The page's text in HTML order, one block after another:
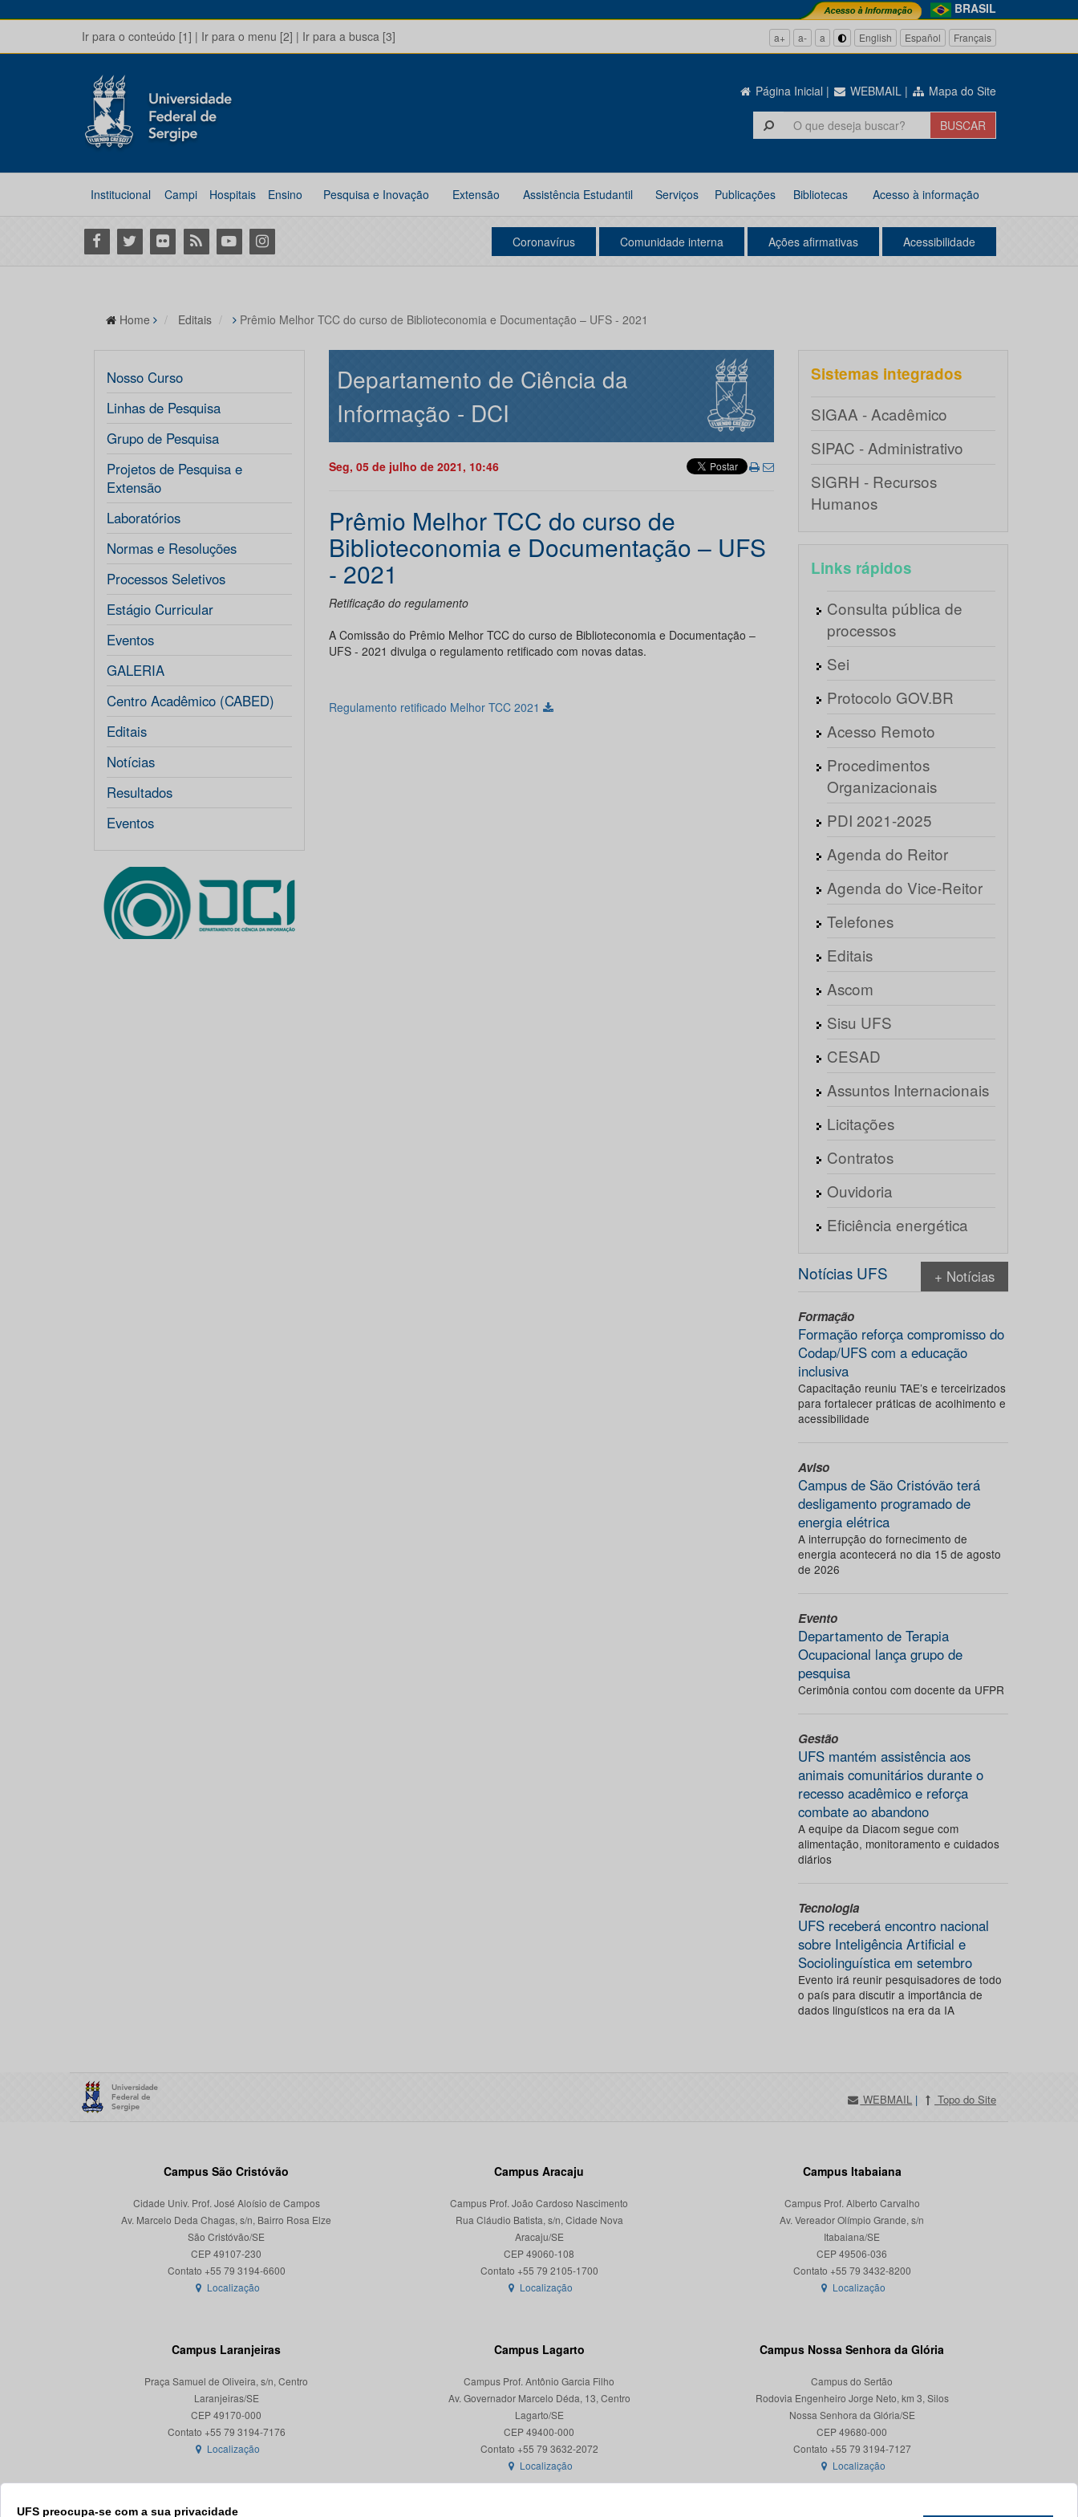
BRASIL
Ir para o conteúdo [1] | Ir para o menu [2] | Ir para a busca [3] a+ a- a English Español Français
Página Inicial | WEBMAIL | Mapa do Site
Institucional Campi Hospitais Ensino Pesquisa e Inovação Extensão Assistência Estudantil Serviços Publicações Bibliotecas Acesso à informação
Facebook
Twitter Flickr RSS YoutubeInstagram Coronavírus Comunidade interna Ações afirmativas Acessibilidade
UFS preocupa-se com a sua privacidade
Home Editais Prêmio Melhor TCC do curso de Biblioteconomia e Documentação – UFS - 2021
Nosso Curso
Linhas de Pesquisa
Grupo de Pesquisa
Projetos de Pesquisa e
Extensão
Laboratórios
Normas e Resoluções
Processos Seletivos
Estágio Curricular
Eventos
GALERIA
Centro Acadêmico (CABED)
Editais
Notícias
Resultados
Eventos
Departamento de Ciência da
Informação - DCI
Seg, 05 de julho de 2021, 10:46
Prêmio Melhor TCC do curso de
Biblioteconomia e Documentação – UFS
- 2021
Retificação do regulamento
A Comissão do Prêmio Melhor TCC do curso de Biblioteconomia e Documentação –
UFS - 2021 divulga o regulamento retificado com novas datas.
Regulamento retificado Melhor TCC 2021
Sistemas integrados
SIGAA - Acadêmico
SIPAC - Administrativo
SIGRH - Recursos
Humanos
Links rápidos
Consulta pública de
processos
Sei
Protocolo GOV.BR
Acesso Remoto
Procedimentos
Organizacionais
PDI 2021-2025
Agenda do Reitor
Agenda do Vice-Reitor
Telefones
Editais
Ascom
Sisu UFS
CESAD
Assuntos Internacionais
Licitações
Contratos
Ouvidoria
Eficiência energética
Notícias UFS + Notícias
Formação
Formação reforça compromisso do
Codap/UFS com a educação
inclusiva
Capacitação reuniu TAE’s e terceirizados
para fortalecer práticas de acolhimento e
acessibilidade
Aviso
Campus de São Cristóvão terá
desligamento programado de
energia elétrica
A interrupção do fornecimento de
energia acontecerá no dia 15 de agosto
de 2026
Evento
Departamento de Terapia
Ocupacional lança grupo de
pesquisa
Cerimônia contou com docente da UFPR
Gestão
UFS mantém assistência aos
animais comunitários durante o
recesso acadêmico e reforça
combate ao abandono
A equipe da Diacom segue com
alimentação, monitoramento e cuidados
diários
Tecnologia
UFS receberá encontro nacional
sobre Inteligência Artificial e
Sociolinguística em setembro
Evento irá reunir pesquisadores de todo
o país para discutir a importância de
dados linguísticos na era da IA
WEBMAIL | Topo do Site
Campus São Cristóvão
Cidade Univ. Prof. José Aloísio de Campos
Av. Marcelo Deda Chagas, s/n, Bairro Rosa Elze
São Cristóvão/SE
CEP 49107-230
Localização
Campus Aracaju
Campus Prof. João Cardoso Nascimento
Rua Cláudio Batista, s/n, Cidade Nova
Aracaju/SE
CEP 49060-108
Localização
Campus Itabaiana
Campus Prof. Alberto Carvalho
Av. Vereador Olímpio Grande, s/n
Itabaiana/SE
CEP 49506-036
Localização
Campus Laranjeiras
Praça Samuel de Oliveira, s/n, Centro
Laranjeiras/SE
CEP 49170-000
Localização
Campus Lagarto
Campus Prof. Antônio Garcia Filho
Av. Governador Marcelo Déda, 13, Centro
Lagarto/SE
CEP 49400-000
Localização
Campus Nossa Senhora da Glória
Campus do Sertão
Rodovia Engenheiro Jorge Neto, km 3, Silos
Nossa Senhora da Glória/SE
CEP 49680-000
Contato +55 79 3194-7127
Localização